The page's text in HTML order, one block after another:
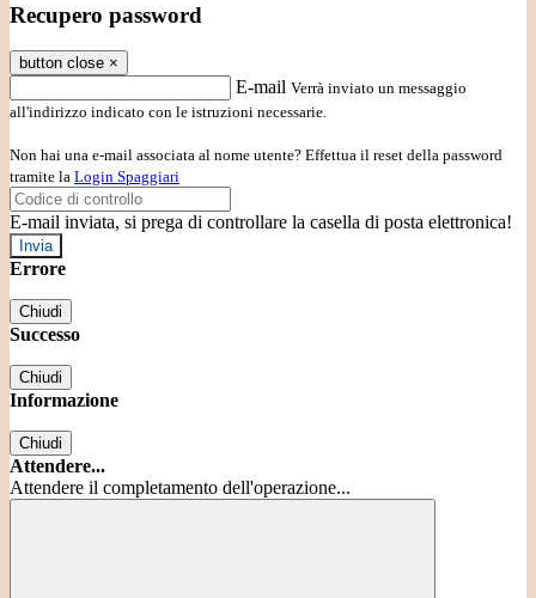
Recupero password
button close ×
E-mail Verrà inviato un messaggio
all'indirizzo indicato con le istruzioni necessarie.
Non hai una e-mail associata al nome utente? Effettua il reset della password
tramite la Login Spaggiari
E-mail inviata, si prega di controllare la casella di posta elettronica!
Errore
Chiudi
Successo
Chiudi
Informazione
Chiudi
Attendere...
Attendere il completamento dell'operazione...